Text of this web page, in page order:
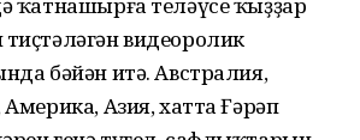
видеоролик
бәйән итә. Австралия,
Азия, хатта Ғәрәп